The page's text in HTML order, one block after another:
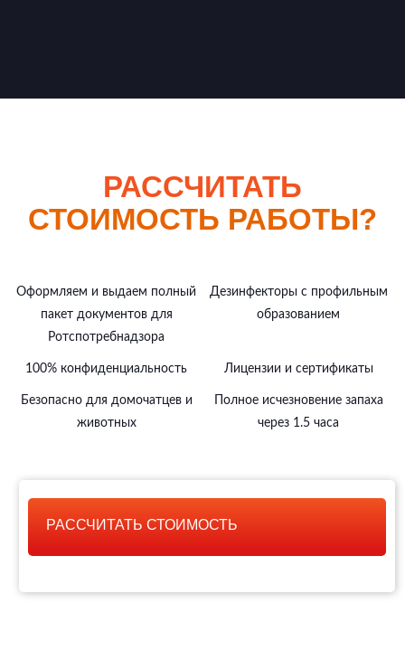
РАССЧИТАТЬ
СТОИМОСТЬ РАБОТЫ?
Оформляем и выдаем полный
пакет документов для
Ротспотребнадзора
Дезинфекторы с профильным
образованием
100% конфиденциальность Лицензии и сертификаты
Безопасно для домочатцев и
животных
Полное исчезновение запаха
через 1.5 часа
РАССЧИТАТЬ СТОИМОСТЬ